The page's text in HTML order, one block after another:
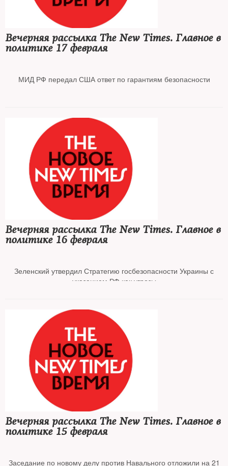
Суд заменил Олегу Навальному условный срок реальным
Вечерняя рассылка The New Times. Главное в
политике 17 февраля
МИД РФ передал США ответ по гарантиям безопасности
В Кремле допустили «воспламенение» ситуации в Донбассе
Псаки не исключила санкций против окружения Путина в случае
нового приговора Навальному
Суд заменил отцу Ивана Жданова условный срок реальным
Вечерняя рассылка The New Times. Главное в
политике 16 февраля
Зеленский утвердил Стратегию госбезопасности Украины с
указанием РФ как угрозы
В Кремле согласились с несоответствием признания ЛНР и ДНР
Минским соглашениям
Байден обратился к россиянам
Минобороны вывело войска из Крыма после учений
В Москве задержали политолога Валерия Соловья
Вечерняя рассылка The New Times. Главное в
политике 15 февраля
Заседание по новому делу против Навального отложили на 21